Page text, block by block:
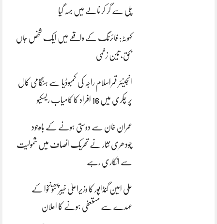
پلی سے گر کر نالے میں بہہ گیا
کہوٹہ: فائرنگ کے واقعے میں ایک شخص جاں
بحق، تین زخمی
انجینئر قمراسلام راجہ کی کمبوڈیا سے ہنگامی کال
پر چکری میں 16 افراد کا کامیاب ریسکیو
عمران خان سے دوستی ہونے کے باوجود
چودھری نثار نے تحریک انصاف میں شمولیت
سے انکاری رہے
علی امین گنڈاپور کا وزیراعلیٰ خیبرپختونخوا کے
عہدے سے مستعفی ہونے کا اعلان